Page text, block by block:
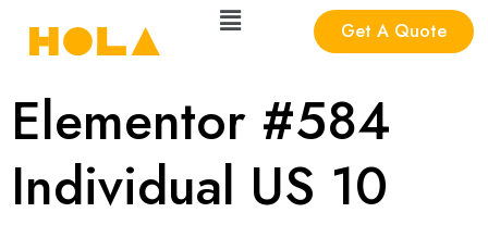
Get A Quote
Elementor #584
Individual US 10